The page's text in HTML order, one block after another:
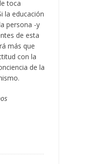
toca
la educación
persona -y
de esta
más que
con la
de la